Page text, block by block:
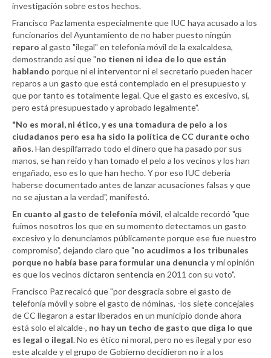
investigación sobre estos hechos.
Francisco Paz lamenta especialmente que IUC haya acusado a los
funcionarios del Ayuntamiento de no haber puesto ningún
reparo al gasto "ilegal" en telefonía móvil de la exalcaldesa,
demostrando así que "no tienen ni idea de lo que están
hablando porque ni el interventor ni el secretario pueden hacer
reparos a un gasto que está contemplado en el presupuesto y
que por tanto es totalmente legal. Que el gasto es excesivo, sí,
pero está presupuestado y aprobado legalmente".
"No es moral, ni ético, y es una tomadura de pelo a los
ciudadanos pero esa ha sido la política de CC durante ocho
años. Han despilfarrado todo el dinero que ha pasado por sus
manos, se han reído y han tomado el pelo a los vecinos y los han
engañado, eso es lo que han hecho. Y por eso IUC debería
haberse documentado antes de lanzar acusaciones falsas y que
no se ajustan a la verdad", manifestó.
En cuanto al gasto de telefonía móvil, el alcalde recordó "que
fuimos nosotros los que en su momento detectamos un gasto
excesivo y lo denunciamos públicamente porque ese fue nuestro
compromiso", dejando claro que "no acudimos a los tribunales
porque no había base para formular una denuncia y mi opinión
es que los vecinos dictaron sentencia en 2011 con su voto".
Francisco Paz recalcó que "por desgracia sobre el gasto de
telefonía móvil y sobre el gasto de nóminas, -los siete concejales
de CC llegaron a estar liberados en un municipio donde ahora
está solo el alcalde-, no hay un techo de gasto que diga lo que
es legal o ilegal. No es ético ni moral, pero no es ilegal y por eso
este alcalde y el grupo de Gobierno decidieron no ir a los